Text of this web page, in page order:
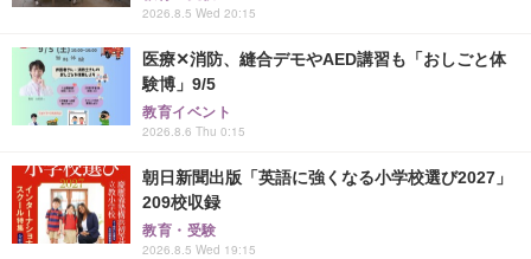
2026.8.5 Wed 20:15
医療✕消防、縫合デモやAED講習も「おしごと体
験博」9/5
教育イベント
2026.8.6 Thu 0:15
朝日新聞出版「英語に強くなる小学校選び2027」
209校収録
教育・受験
2026.8.5 Wed 19:15